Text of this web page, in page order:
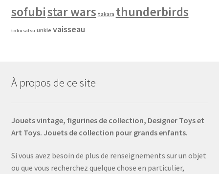
sofubistar wars takara thunderbirds
tokusatsu unkle vaisseau
À propos de ce site
Jouets vintage, figurines de collection, Designer Toys et
Art Toys. Jouets de collection pour grands enfants.
Si vous avez besoin de plus de renseignements sur un objet
ou que vous recherchez quelque chose en particulier,